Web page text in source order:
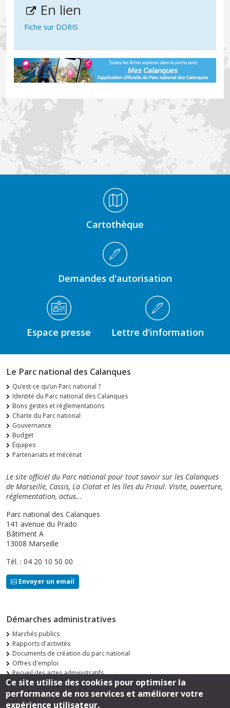
En lien
Fiche sur DORIS
Cartothèque
Demandes d'autorisation
Espace presse Lettre d'information
Le Parc national des Calanques
Qu’est-ce qu’un Parc national ?
Identité du Parc national des Calanques
Bons gestes et réglementations
Charte du Parc national
Gouvernance
Budget
Équipes
Partenariats et mécénat
Le site officiel du Parc national pour tout savoir sur les Calanques
de Marseille, Cassis, La Ciotat et les îles du Frioul. Visite, ouverture,
réglementation, actus...
Parc national des Calanques
141 avenue du Prado
Bâtiment A
13008 Marseille
Tél. : 04 20 10 50 00
Envoyer un email
Démarches administratives
Marchés publics
Rapports d'activités
Documents de création du parc national
Offres d'emploi
Recueil des actes administratifs
Consultations publiques
Suivez-nous
Ce site utilise des cookies pour optimiser la
performance de nos services et améliorer votre
expérience utilisateur.